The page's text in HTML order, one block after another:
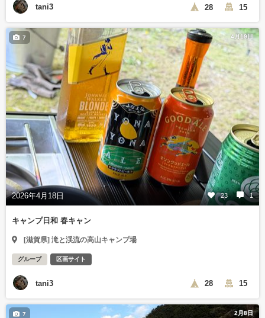
tani3 28 15
4月19日
2026年4月18日 23 1
7
キャンプ日和 春キャン
[滋賀県] 滝と渓流の高山キャンプ場
グループ 区画サイト
tani3 28 15
2月8日
7